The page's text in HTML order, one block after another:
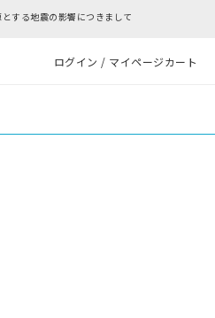
影響につきまして
ログイン / マイページカート